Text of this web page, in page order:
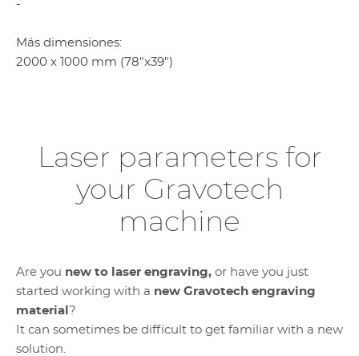
-
Más dimensiones:
2000 x 1000 mm (78"x39")
Laser parameters for
your Gravotech
machine
Are you new to laser engraving, or have you just
started working with a new Gravotech engraving
material ?
It can sometimes be difficult to get familiar with a new
solution.